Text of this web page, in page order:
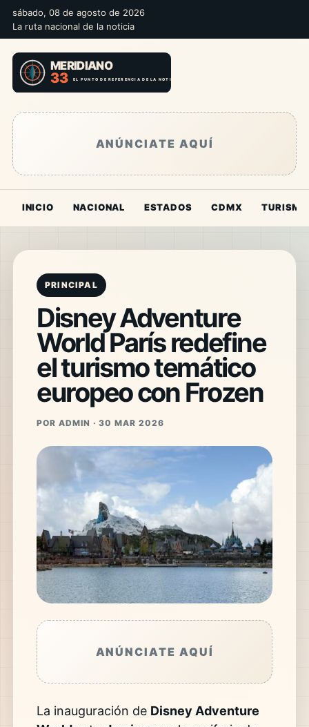
sábado, 08 de agosto de 2026
La ruta nacional de la noticia
ANÚNCIATE AQUÍ
INICIO NACIONAL ESTADOS CDMX TURISMO
PRINCIPAL
Disney Adventure
World París redefine
el turismo temático
europeo con Frozen
POR ADMIN · 30 MAR 2026
ANÚNCIATE AQUÍ
La inauguración de Disney Adventure